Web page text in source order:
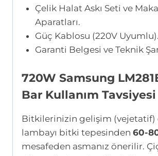
Çelik Halat Askı Seti ve
Aparatları.
Güç Kablosu (220V Uyumlu).
Garanti Belgesi ve Teknik
720W Samsung
Bar Kullanım Tavsiyesi
Bitkilerinizin gelişim
lambayı bitki tepesinden 60-
mesafeden asmanız önerilir.